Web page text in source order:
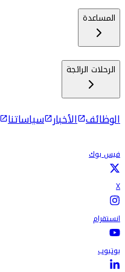
المساعدة
الرحلات الرائجة
الوظائف الأخبار سياساتنا
فيس بوك
X
انستقرام
يوتيوب